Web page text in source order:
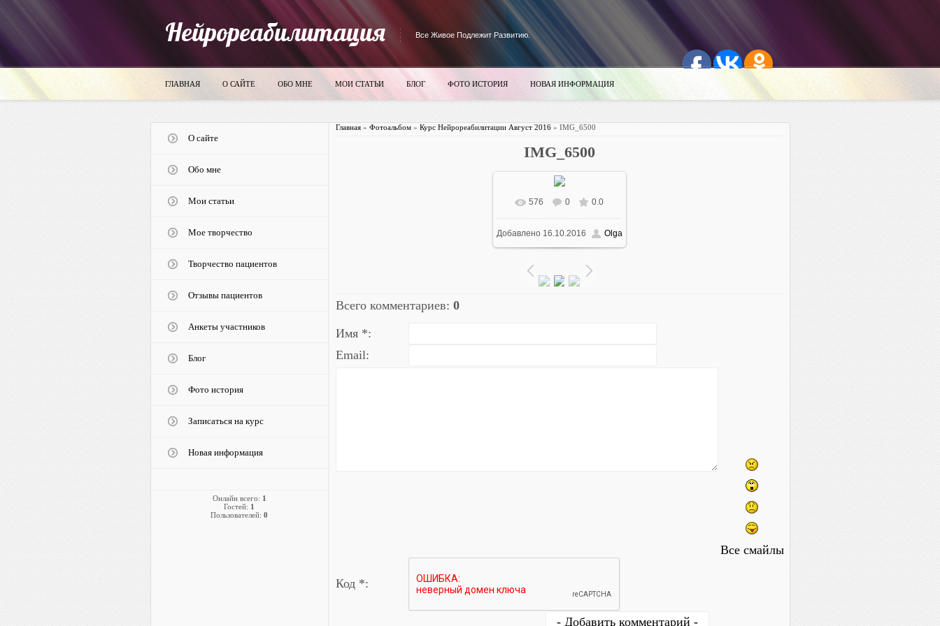
Нейрореабилитация Все Живое Подлежит Развитию.
ГЛАВНАЯ О САЙТЕ ОБО МНЕ МОИ СТАТЬИ БЛОГ ФОТО ИСТОРИЯ НОВАЯ ИНФОРМАЦИЯ
О сайте
Обо мне
Мои статьи
Мое творчество
Творчество пациентов
Отзывы пациентов
Анкеты участников
Блог
Фото история
Записаться на курс
Новая информация
Онлайн всего: 1
Гостей: 1
Пользователей: 0
Главная» Фотоальбом» Курс Нейрореабилитации Август 2016» IMG_6500
IMG_6500
В реальном размере
700x525/ 3919.7Kb
576 0 0.0
Добавлено16.10.2016 Olga
Всего комментариев: 0
Имя *:
Email:
Все смайлы
Код *: